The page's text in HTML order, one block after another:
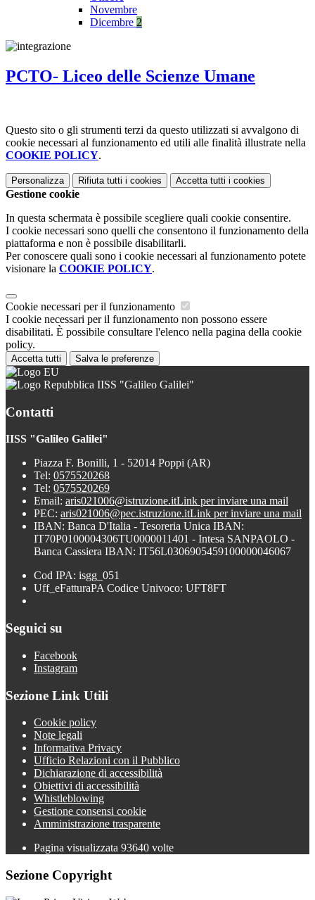
Novembre
Dicembre 2
PCTO- Liceo delle Scienze Umane
Questo sito o gli strumenti terzi da questo utilizzati si avvalgono di
cookie necessari al funzionamento ed utili alle finalità illustrate nella
COOKIE POLICY.
Personalizza Rifiuta tutti i cookies Accetta tutti i cookies
Gestione cookie
In questa schermata è possibile scegliere quali cookie consentire.
I cookie necessari sono quelli che consentono il funzionamento della
piattaforma e non è possibile disabilitarli.
Per conoscere quali sono i cookie necessari al funzionamento potete
visionare la COOKIE POLICY.
Cookie necessari per il funzionamento
I cookie necessari per il funzionamento non possono essere
disabilitati. È possibile consultare l'elenco nella pagina della cookie
policy.
Accetta tutti Salva le preferenze
IISS "Galileo Galilei"
Contatti
IISS "Galileo Galilei"
Piazza F. Bonilli, 1 - 52014 Poppi (AR)
Tel: 0575520268
Tel: 0575520269
Email: aris021006@istruzione.itLink per inviare una mail
PEC: aris021006@pec.istruzione.itLink per inviare una mail
IBAN: Banca D'Italia - Tesoreria Unica IBAN:
IT70P0100004306TU0000011401 - Intesa SANPAOLO -
Banca Cassiera IBAN: IT56L0306905459100000046067
Cod IPA: isgg_051
Uff_eFatturaPA Codice Univoco: UFT8FT
Seguici su
Facebook
Instagram
Sezione Link Utili
Cookie policy
Note legali
Informativa Privacy
Ufficio Relazioni con il Pubblico
Dichiarazione di accessibilità
Obiettivi di accessibilità
Whistleblowing
Gestione consensi cookie
Amministrazione trasparente
Pagina visualizzata 93640 volte
Sezione Copyright